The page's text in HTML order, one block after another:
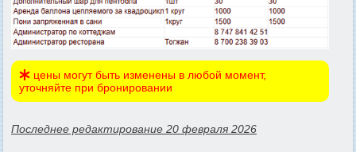
цены могут быть изменены в любой момент,
уточняйте при бронировании
Последнее редактирование 20 февраля 2026